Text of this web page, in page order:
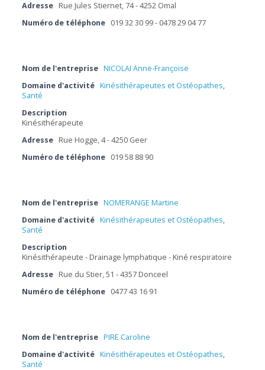
Adresse Rue Jules Stiernet, 74 - 4252 Omal
Numéro de téléphone 019 32 30 99 - 0478 29 04 77
Nom de l'entreprise NICOLAI Anne-Françoise
Domaine d'activité Kinésithérapeutes et Ostéopathes,
Santé
Description
Kinésithérapeute
Adresse Rue Hogge, 4 - 4250 Geer
Numéro de téléphone 019 58 88 90
Nom de l'entreprise NOMERANGE Martine
Domaine d'activité Kinésithérapeutes et Ostéopathes,
Santé
Description
Kinésithérapeute - Drainage lymphatique - Kiné respiratoire
Adresse Rue du Stier, 51 - 4357 Donceel
Numéro de téléphone 0477 43 16 91
Nom de l'entreprise PIRE Caroline
Domaine d'activité Kinésithérapeutes et Ostéopathes,
Santé